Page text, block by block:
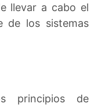
llevar a cabo el
de los sistemas
principios de